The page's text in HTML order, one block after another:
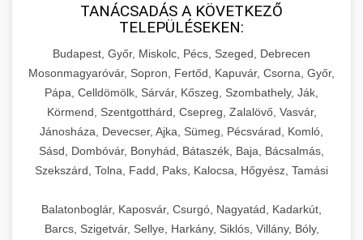
klinika átalakulási történet
érdeklődésének és elkötelezettségének drámai
növeléséhez. Egy 150%-os fellendülési
esettanulmány gyakorlati betekintésekkel.
weboldal-keszites.co
elkötelezettség erősítési módszerek
🎮 19. AI Google Ads és Meta
Kampány Kezelés
Fejlett AI-alapú Google Ads és Meta hirdetési
kampánykezelés. Optimalizálja hirdetési
költségvetését gépi tanulással és
automatizálással.
aikampany.hu AI hirdetési automatizálás
🍞 20. Ipari Dagasztógép +
Professzionális ipari dagasztógépek és
tésztakeverő gépek pékségek és kereskedelmi
konyhák számára. Masszív konstrukció
megbízható teljesítményhez.
🔪 21. Ipari Szeletelőgép +
Ipari hús- és sajtszeletelő gépek professzionális
élelmiszer-előkészítéshez. Precíziós vágás
📦 22. Vákuumozó Gép
TANÁCSADÁS A KÖVETKEZŐ
TELEPÜLÉSEKEN:
Budapest, Győr, Miskolc, Pécs, Szeged, Debrecen
Mosonmagyaróvár, Sopron, Fertőd, Kapuvár, Csorna, Győr,
Pápa, Celldömölk, Sárvár, Kőszeg, Szombathely, Ják,
Körmend, Szentgotthárd, Csepreg, Zalalövő, Vasvár,
Jánosháza, Devecser, Ajka, Sümeg, Pécsvárad, Komló,
Sásd, Dombóvár, Bonyhád, Bátaszék, Baja, Bácsalmás,
Szekszárd, Tolna, Fadd, Paks, Kalocsa, Hőgyész, Tamási
Balatonboglár, Kaposvár, Csurgó, Nagyatád, Kadarkút,
Barcs, Szigetvár, Sellye, Harkány, Siklós, Villány, Bóly,